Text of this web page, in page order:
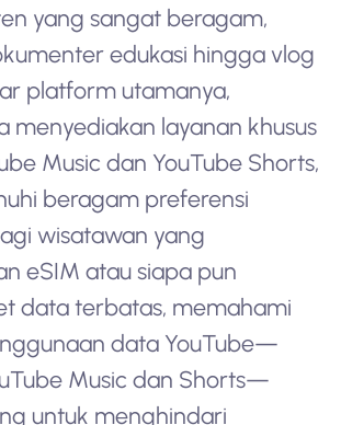
yang sangat beragam,
edukasi hingga vlog
platform utamanya,
menyediakan layanan khusus
Music dan YouTube Shorts,
beragam preferensi
wisatawan yang
eSIM atau siapa pun
data terbatas, memahami
data YouTube—
Music dan Shorts—
untuk menghindari